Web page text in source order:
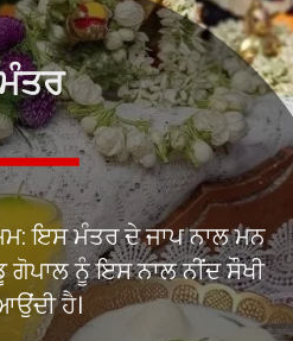
ਇਸ ਮੰਤਰ ਦੇ ਜਾਪ ਨਾਲ ਮਨ
ਗੋਪਾਲ ਨੂੰ ਇਸ ਨਾਲ ਨੀਂਦ ਸੌਖੀ
ਹੈ।